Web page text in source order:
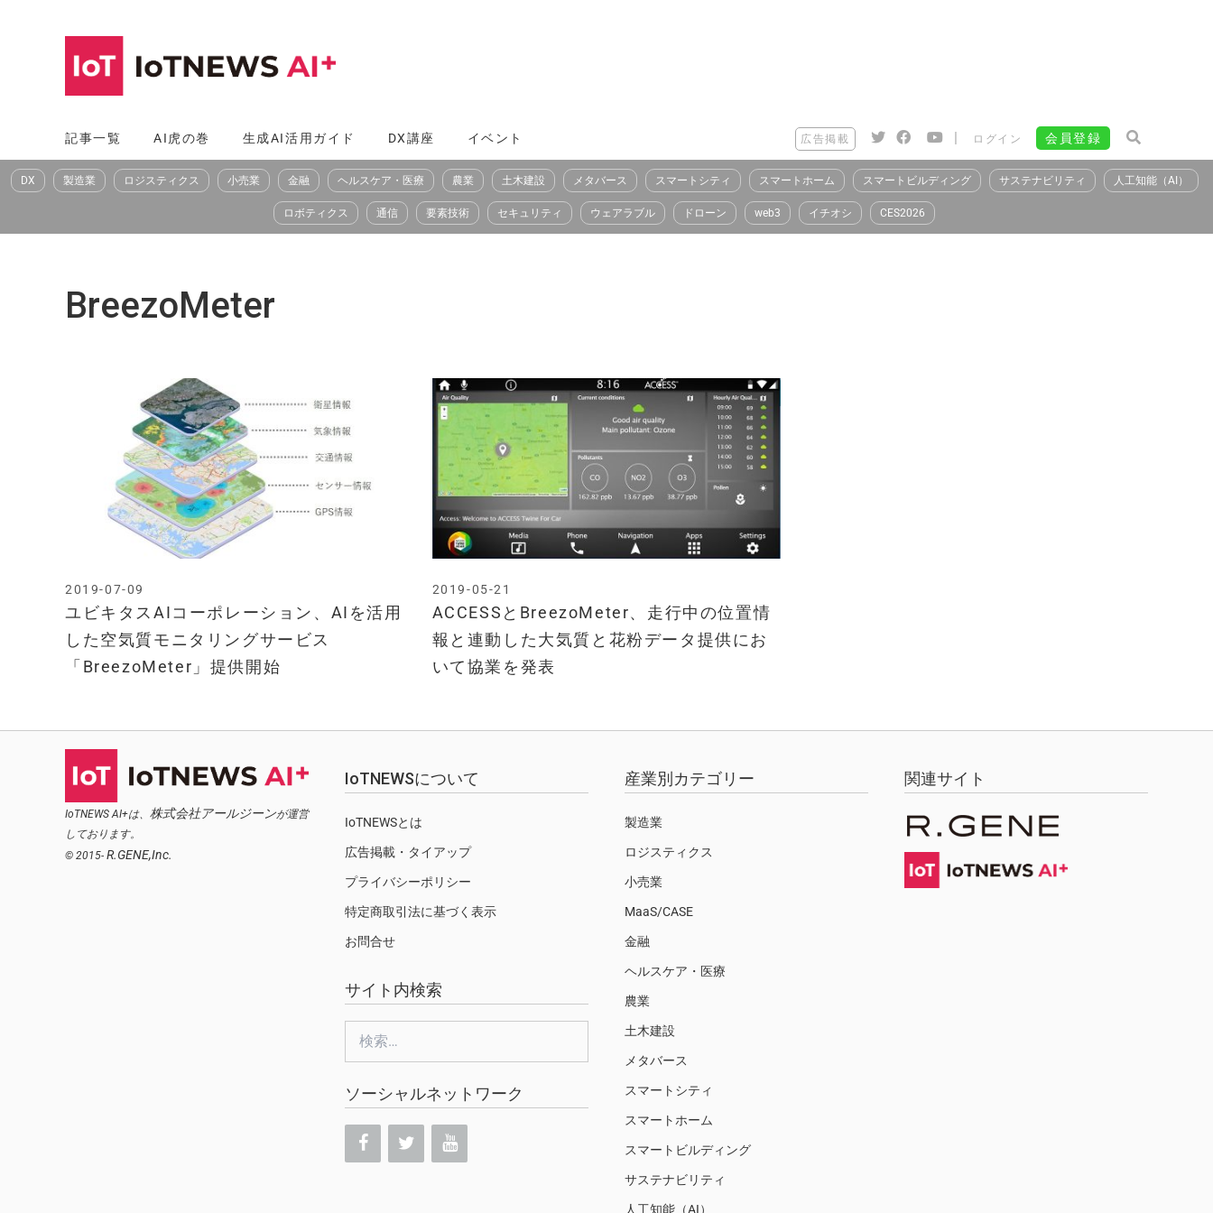
へ
ス
記事一覧 AI虎の巻 生成AI活用ガイド DX講座 イベント 広告掲載 | ログイン 会員登録
DX 製造業 ロジスティクス 小売業 金融 ヘルスケア・医療 農業 土木建設 メタバース スマートシティ スマートホーム スマートビルディング サステナビリティ 人工知能（AI）
ロボティクス 通信 要素技術 セキュリティ ウェアラブル ドローン web3 イチオシ CES2026
BreezoMeter
ユビキタスAIコーポレーション、AIを活用
した空気質モニタリングサービス
「BreezoMeter」提供開始
2019-07-09
ACCESSとBreezoMeter、走行中の位置情
報と連動した大気質と花粉データ提供にお
いて協業を発表
2019-05-21
IoTNEWS AI+は、 株式会社アールジーンが運営
しております。
© 2015- R.GENE,Inc.
IoTNEWSについて
IoTNEWSとは
広告掲載・タイアップ
プライバシーポリシー
特定商取引法に基づく表示
お問合せ
サイト内検索
ソーシャルネットワーク
産業別カテゴリー
製造業
ロジスティクス
小売業
MaaS/CASE
金融
ヘルスケア・医療
農業
土木建設
メタバース
スマートシティ
スマートホーム
スマートビルディング
サステナビリティ
人工知能（AI）
関連サイト